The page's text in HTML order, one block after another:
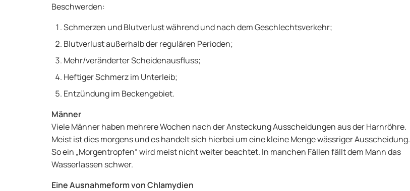
Beschwerden:
Schmerzen und Blutverlust während und nach dem Geschlechtsverkehr;
Blutverlust außerhalb der regulären Perioden;
Mehr/veränderter Scheidenausfluss;
Heftiger Schmerz im Unterleib;
Entzündung im Beckengebiet.
Männer
Viele Männer haben mehrere Wochen nach der Ansteckung Ausscheidungen aus der Harnröhre.
Meist ist dies morgens und es handelt sich hierbei um eine kleine Menge wässriger Ausscheidung.
So ein „Morgentropfen“ wird meist nicht weiter beachtet. In manchen Fällen fällt dem Mann das
Wasserlassen schwer.
Eine Ausnahmeform von Chlamydien